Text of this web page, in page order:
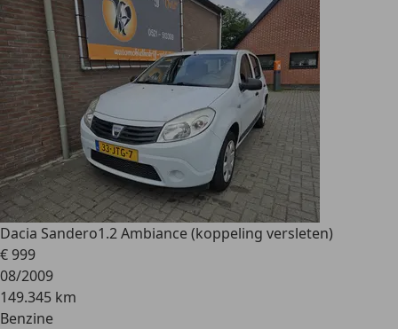
Dacia Sandero1.2 Ambiance (koppeling versleten)
€ 999
08/2009
149.345 km
Benzine